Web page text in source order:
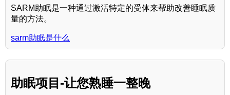
SARM助眠是一种通过激活特定的受体来帮助改善睡眠质
量的方法。
sarm助眠是什么
助眠项目-让您熟睡一整晚